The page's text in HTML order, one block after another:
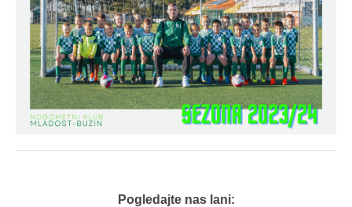
Pogledajte nas lani: